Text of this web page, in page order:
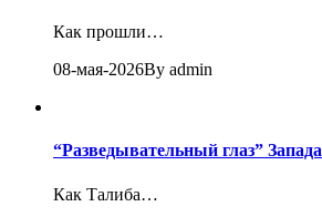
Как прошли…
08-мая-2026By admin
“Разведывательный глаз” Запада
Как Талиба…